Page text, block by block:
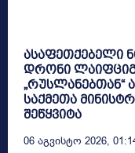
ასაფეთქებელი
დრონი
„რუსლანებთან“
საქმეთა
შეწყვიტა
06 Აგვისტო 2026,